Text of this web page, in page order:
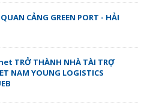
CẢNG GREEN PORT - HẢI
TRỞ THÀNH NHÀ TÀI TRỢ
NAM YOUNG LOGISTICS